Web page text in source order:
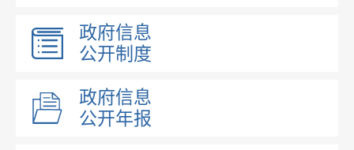
政府信息
公开制度
政府信息
公开年报